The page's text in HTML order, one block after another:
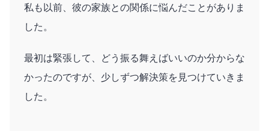
私も以前、彼の家族との関係に悩んだことがありま
した。
最初は緊張して、どう振る舞えばいいのか分からな
かったのですが、少しずつ解決策を見つけていきま
した。